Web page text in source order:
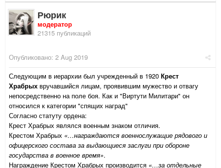
Рюрик
модератор
21315 публикаций
Опубликовано: 2 Aug 2019
Следующим в иерархии был учрежденный в 1920 Крест
Храбрых вручавшийся лицам, проявившим мужество и отвагу
непосредственно на поле боя. Как и "Виртути Милитари" он
относился к категории "спящих наград"
Согласно статуту ордена:
Крест Храбрых являлся военным знаком отличия.
Крестом Храбрых «…награждаются военнослужащие рядового и
офицерского состава за выдающиеся заслуги при обороне
государства в военное время».
Награждение Крестом Храбрых производится «…за отдельные